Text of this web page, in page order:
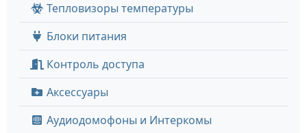
Тепловизоры температуры
Блоки питания
Контроль доступа
Аксессуары
Аудиодомофоны и Интеркомы